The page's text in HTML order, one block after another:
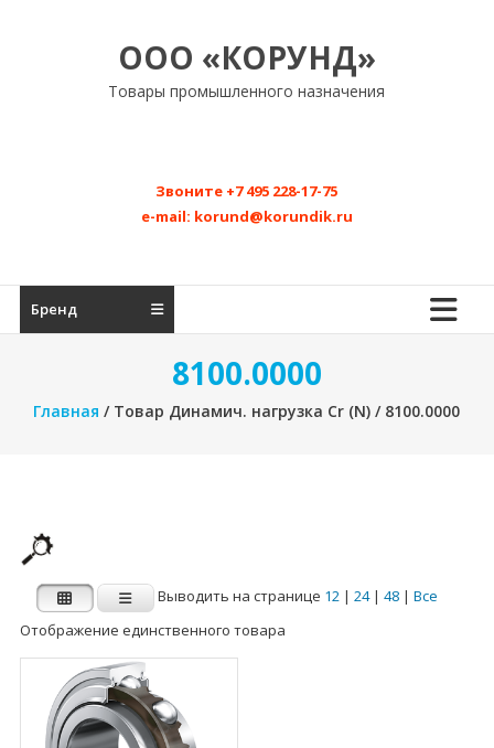
ООО «КОРУНД»
Товары промышленного назначения
Звоните +7 495 228-17-75
e-mail: korund@korundik.ru
Бренд
8100.0000
Главная / Товар Динамич. нагрузка Cr (N) / 8100.0000
FAG INA
Выводить на странице 12| 24| 48| Все
Отображение единственного товара